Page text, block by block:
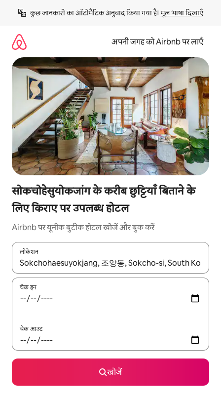
छोड़कर
कॉन्टेंट
कुछ जानकारी का ऑटोमैटिक अनुवाद किया गया है। मूल भाषा दिखाएँ
अपनी जगह को Airbnb पर लाएँ
सोकचोहेसुयोकजांग के करीब छुट्टियाँ बिताने के
लिए किराए पर उपलब्ध होटल
Airbnb पर यूनीक बुटीक होटल खोजें और बुक करें
लोकेशन
नतीजों के उपलब्ध होने पर, अप और डाउन 'ऐरो की' का इस्तेमाल करके नेविगेट
चेक इन
चेक आउट
खोजें